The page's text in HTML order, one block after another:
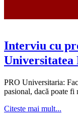
Interviu cu
Universitatea
PRO Universitaria:
pasional, dacă poate fi
Citeste mai mult...